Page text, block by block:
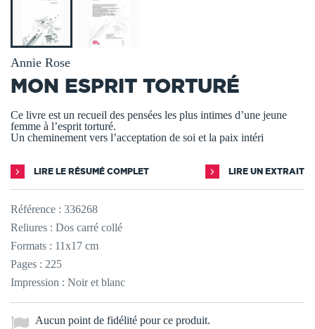
Annie Rose
MON ESPRIT TORTURÉ
Ce livre est un recueil des pensées les plus intimes d’une jeune
femme à l’esprit torturé.
Un cheminement vers l’acceptation de soi et la paix intéri
LIRE LE RÉSUMÉ COMPLET LIRE UN EXTRAIT
Référence : 336268
Reliures : Dos carré collé
Formats : 11x17 cm
Pages : 225
Impression : Noir et blanc
Aucun point de fidélité pour ce produit.